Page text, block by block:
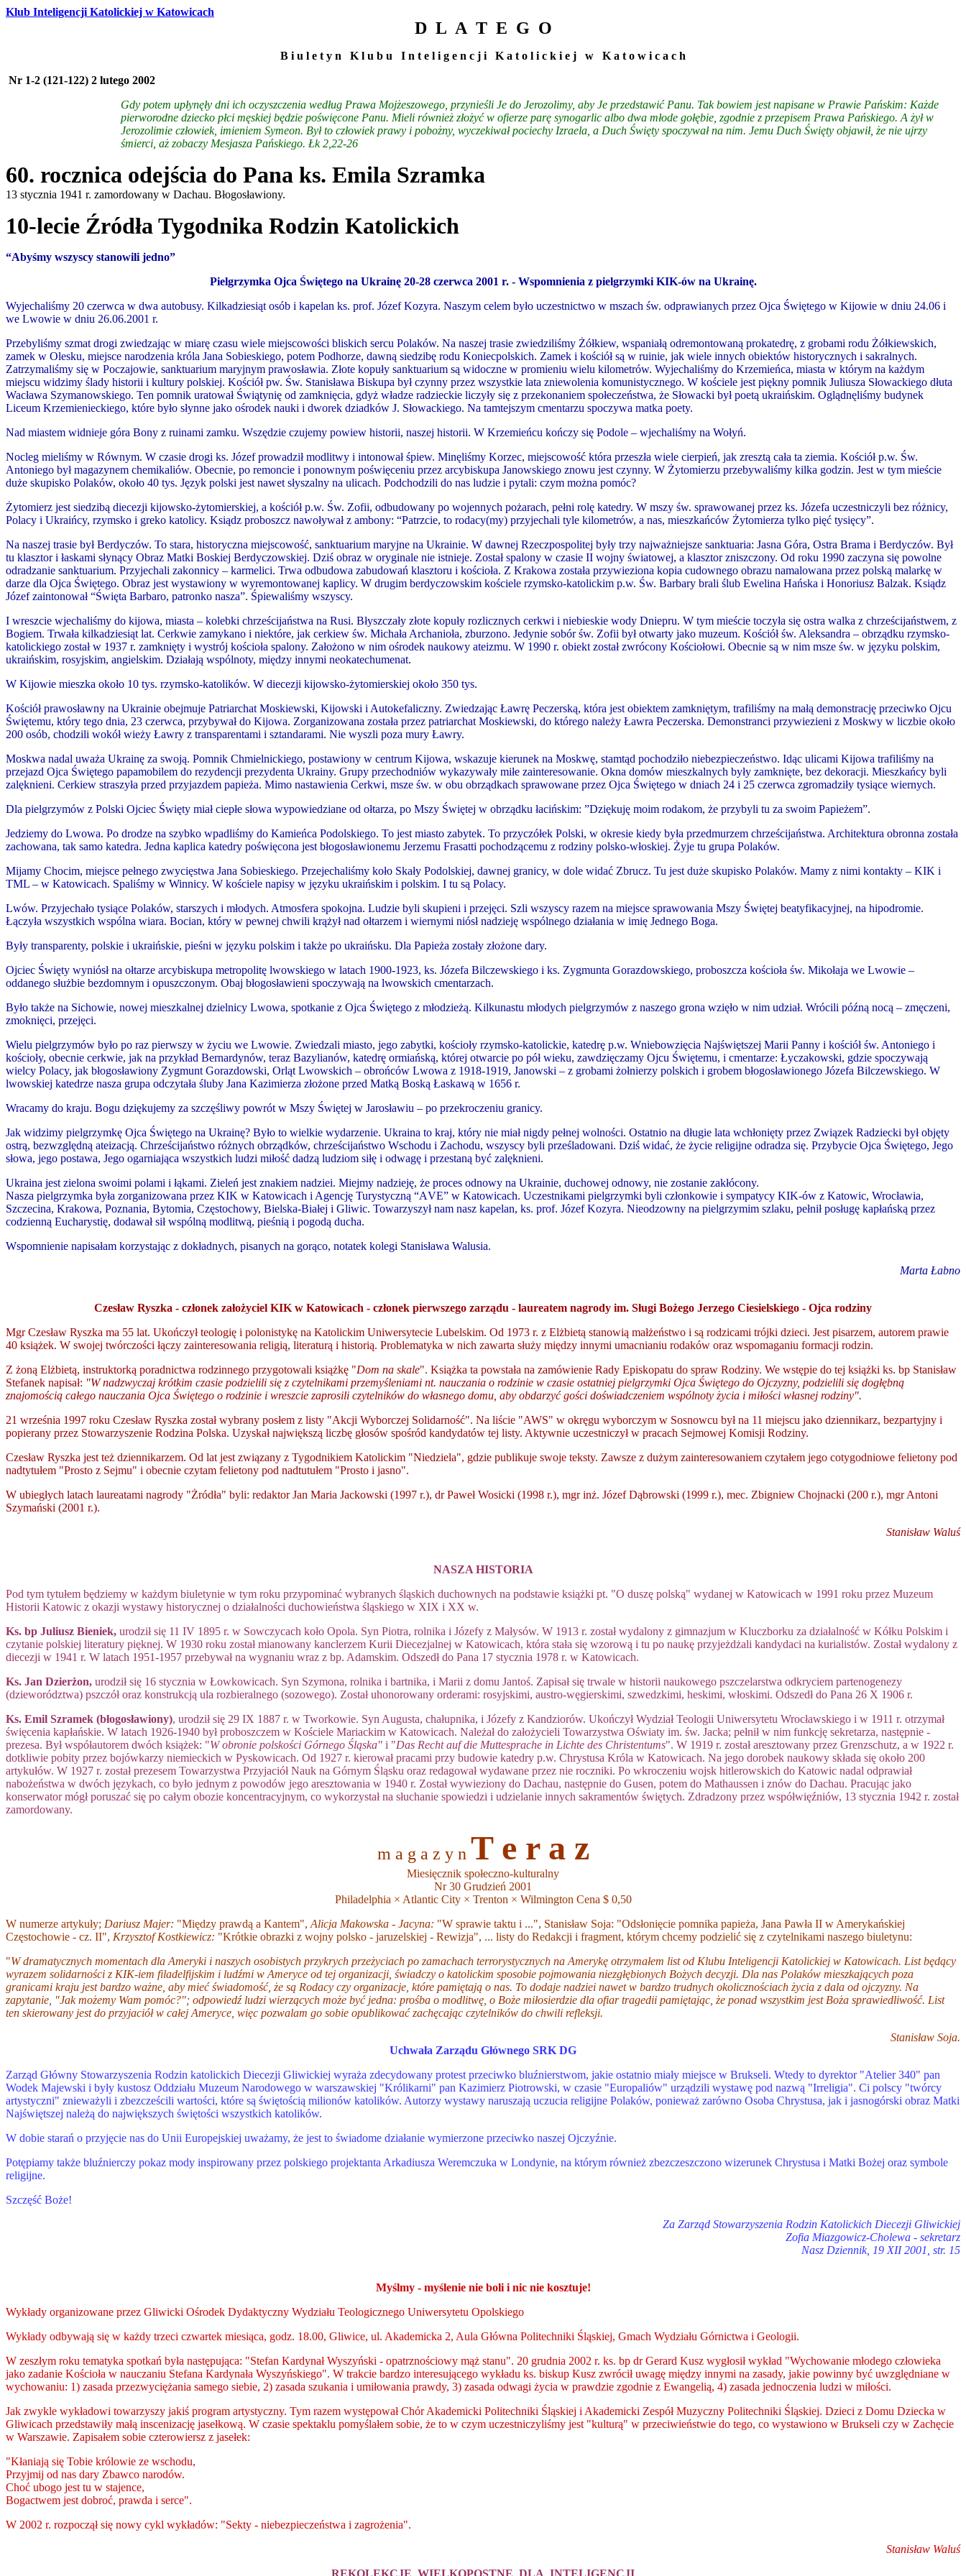
Klub Inteligencji Katolickiej w Katowicach
D L A T E G O
B i u l e t y n K l u b u I n t e l i g e n c j i K a t o l i c k i e j w K a t o w i c a c h
Nr 1-2 (121-122) 2 lutego 2002
Gdy potem upłynęły dni ich oczyszczenia według Prawa Mojżeszowego, przynieśli Je do Jerozolimy, aby Je przedstawić Panu. Tak bowiem jest napisane w Prawie Pańskim: Każde
pierworodne dziecko płci męskiej będzie poświęcone Panu. Mieli również złożyć w ofierze parę synogarlic albo dwa młode gołębie, zgodnie z przepisem Prawa Pańskiego. A żył w
Jerozolimie człowiek, imieniem Symeon. Był to człowiek prawy i pobożny, wyczekiwał pociechy Izraela, a Duch Święty spoczywał na nim. Jemu Duch Święty objawił, że nie ujrzy
śmierci, aż zobaczy Mesjasza Pańskiego. Łk 2,22-26
60. rocznica odejścia do Pana ks. Emila Szramka
13 stycznia 1941 r. zamordowany w Dachau. Błogosławiony.
10-lecie Źródła Tygodnika Rodzin Katolickich
“Abyśmy wszyscy stanowili jedno”
Pielgrzymka Ojca Świętego na Ukrainę 20-28 czerwca 2001 r. - Wspomnienia z pielgrzymki KIK-ów na Ukrainę.
Wyjechaliśmy 20 czerwca w dwa autobusy. Kilkadziesiąt osób i kapelan ks. prof. Józef Kozyra. Naszym celem było uczestnictwo w mszach św. odprawianych przez Ojca Świętego w Kijowie w dniu 24.06 i
we Lwowie w dniu 26.06.2001 r.
Przebyliśmy szmat drogi zwiedzając w miarę czasu wiele miejscowości bliskich sercu Polaków. Na naszej trasie zwiedziliśmy Żółkiew, wspaniałą odremontowaną prokatedrę, z grobami rodu Żółkiewskich,
zamek w Olesku, miejsce narodzenia króla Jana Sobieskiego, potem Podhorze, dawną siedzibę rodu Koniecpolskich. Zamek i kościół są w ruinie, jak wiele innych obiektów historycznych i sakralnych.
Zatrzymaliśmy się w Poczajowie, sanktuarium maryjnym prawosławia. Złote kopuły sanktuarium są widoczne w promieniu wielu kilometrów. Wyjechaliśmy do Krzemieńca, miasta w którym na każdym
miejscu widzimy ślady historii i kultury polskiej. Kościół pw. Św. Stanisława Biskupa był czynny przez wszystkie lata zniewolenia komunistycznego. W kościele jest piękny pomnik Juliusza Słowackiego dłuta
Wacława Szymanowskiego. Ten pomnik uratował Świątynię od zamknięcia, gdyż władze radzieckie liczyły się z przekonaniem społeczeństwa, że Słowacki był poetą ukraińskim. Oglądnęliśmy budynek
Liceum Krzemienieckiego, które było słynne jako ośrodek nauki i dworek dziadków J. Słowackiego. Na tamtejszym cmentarzu spoczywa matka poety.
Nad miastem widnieje góra Bony z ruinami zamku. Wszędzie czujemy powiew historii, naszej historii. W Krzemieńcu kończy się Podole – wjechaliśmy na Wołyń.
Nocleg mieliśmy w Równym. W czasie drogi ks. Józef prowadził modlitwy i intonował śpiew. Minęliśmy Korzec, miejscowość która przeszła wiele cierpień, jak zresztą cała ta ziemia. Kościół p.w. Św.
Antoniego był magazynem chemikaliów. Obecnie, po remoncie i ponownym poświęceniu przez arcybiskupa Janowskiego znowu jest czynny. W Żytomierzu przebywaliśmy kilka godzin. Jest w tym mieście
duże skupisko Polaków, około 40 tys. Język polski jest nawet słyszalny na ulicach. Podchodzili do nas ludzie i pytali: czym można pomóc?
Żytomierz jest siedzibą diecezji kijowsko-żytomierskiej, a kościół p.w. Św. Zofii, odbudowany po wojennych pożarach, pełni rolę katedry. W mszy św. sprawowanej przez ks. Józefa uczestniczyli bez różnicy,
Polacy i Ukraińcy, rzymsko i greko katolicy. Ksiądz proboszcz nawoływał z ambony: “Patrzcie, to rodacy(my) przyjechali tyle kilometrów, a nas, mieszkańców Żytomierza tylko pięć tysięcy”.
Na naszej trasie był Berdyczów. To stara, historyczna miejscowość, sanktuarium maryjne na Ukrainie. W dawnej Rzeczpospolitej były trzy najważniejsze sanktuaria: Jasna Góra, Ostra Brama i Berdyczów. Był
tu klasztor i łaskami słynący Obraz Matki Boskiej Berdyczowskiej. Dziś obraz w oryginale nie istnieje. Został spalony w czasie II wojny światowej, a klasztor zniszczony. Od roku 1990 zaczyna się powolne
odradzanie sanktuarium. Przyjechali zakonnicy – karmelici. Trwa odbudowa zabudowań klasztoru i kościoła. Z Krakowa została przywieziona kopia cudownego obrazu namalowana przez polską malarkę w
darze dla Ojca Świętego. Obraz jest wystawiony w wyremontowanej kaplicy. W drugim berdyczowskim kościele rzymsko-katolickim p.w. Św. Barbary brali ślub Ewelina Hańska i Honoriusz Balzak. Ksiądz
Józef zaintonował “Święta Barbaro, patronko nasza”. Śpiewaliśmy wszyscy.
I wreszcie wjechaliśmy do kijowa, miasta – kolebki chrześcijaństwa na Rusi. Błyszczały złote kopuły rozlicznych cerkwi i niebieskie wody Dniepru. W tym mieście toczyła się ostra walka z chrześcijaństwem, z
Bogiem. Trwała kilkadziesiąt lat. Cerkwie zamykano i niektóre, jak cerkiew św. Michała Archanioła, zburzono. Jedynie sobór św. Zofii był otwarty jako muzeum. Kościół św. Aleksandra – obrządku rzymsko-
katolickiego został w 1937 r. zamknięty i wystrój kościoła spalony. Założono w nim ośrodek naukowy ateizmu. W 1990 r. obiekt został zwrócony Kościołowi. Obecnie są w nim msze św. w języku polskim,
ukraińskim, rosyjskim, angielskim. Działają wspólnoty, między innymi neokatechumenat.
W Kijowie mieszka około 10 tys. rzymsko-katolików. W diecezji kijowsko-żytomierskiej około 350 tys.
Kościół prawosławny na Ukrainie obejmuje Patriarchat Moskiewski, Kijowski i Autokefaliczny. Zwiedzając Ławrę Peczerską, która jest obiektem zamkniętym, trafiliśmy na małą demonstrację przeciwko Ojcu
Świętemu, który tego dnia, 23 czerwca, przybywał do Kijowa. Zorganizowana została przez patriarchat Moskiewski, do którego należy Ławra Peczerska. Demonstranci przywiezieni z Moskwy w liczbie około
200 osób, chodzili wokół wieży Ławry z transparentami i sztandarami. Nie wyszli poza mury Ławry.
Moskwa nadal uważa Ukrainę za swoją. Pomnik Chmielnickiego, postawiony w centrum Kijowa, wskazuje kierunek na Moskwę, stamtąd pochodziło niebezpieczeństwo. Idąc ulicami Kijowa trafiliśmy na
przejazd Ojca Świętego papamobilem do rezydencji prezydenta Ukrainy. Grupy przechodniów wykazywały miłe zainteresowanie. Okna domów mieszkalnych były zamknięte, bez dekoracji. Mieszkańcy byli
zalęknieni. Cerkiew straszyła przed przyjazdem papieża. Mimo nastawienia Cerkwi, msze św. w obu obrządkach sprawowane przez Ojca Świętego w dniach 24 i 25 czerwca zgromadziły tysiące wiernych.
Dla pielgrzymów z Polski Ojciec Święty miał ciepłe słowa wypowiedziane od ołtarza, po Mszy Świętej w obrządku łacińskim: ”Dziękuję moim rodakom, że przybyli tu za swoim Papieżem”.
Jedziemy do Lwowa. Po drodze na szybko wpadliśmy do Kamieńca Podolskiego. To jest miasto zabytek. To przyczółek Polski, w okresie kiedy była przedmurzem chrześcijaństwa. Architektura obronna została
zachowana, tak samo katedra. Jedna kaplica katedry poświęcona jest błogosławionemu Jerzemu Frasatti pochodzącemu z rodziny polsko-włoskiej. Żyje tu grupa Polaków.
Mijamy Chocim, miejsce pełnego zwycięstwa Jana Sobieskiego. Przejechaliśmy koło Skały Podolskiej, dawnej granicy, w dole widać Zbrucz. Tu jest duże skupisko Polaków. Mamy z nimi kontakty – KIK i
TML – w Katowicach. Spaliśmy w Winnicy. W kościele napisy w języku ukraińskim i polskim. I tu są Polacy.
Lwów. Przyjechało tysiące Polaków, starszych i młodych. Atmosfera spokojna. Ludzie byli skupieni i przejęci. Szli wszyscy razem na miejsce sprawowania Mszy Świętej beatyfikacyjnej, na hipodromie.
Łączyła wszystkich wspólna wiara. Bocian, który w pewnej chwili krążył nad ołtarzem i wiernymi niósł nadzieję wspólnego działania w imię Jednego Boga.
Były transparenty, polskie i ukraińskie, pieśni w języku polskim i także po ukraińsku. Dla Papieża zostały złożone dary.
Ojciec Święty wyniósł na ołtarze arcybiskupa metropolitę lwowskiego w latach 1900-1923, ks. Józefa Bilczewskiego i ks. Zygmunta Gorazdowskiego, proboszcza kościoła św. Mikołaja we Lwowie –
oddanego służbie bezdomnym i opuszczonym. Obaj błogosławieni spoczywają na lwowskich cmentarzach.
Było także na Sichowie, nowej mieszkalnej dzielnicy Lwowa, spotkanie z Ojca Świętego z młodzieżą. Kilkunastu młodych pielgrzymów z naszego grona wzięło w nim udział. Wrócili późną nocą – zmęczeni,
zmoknięci, przejęci.
Wielu pielgrzymów było po raz pierwszy w życiu we Lwowie. Zwiedzali miasto, jego zabytki, kościoły rzymsko-katolickie, katedrę p.w. Wniebowzięcia Najświętszej Marii Panny i kościół św. Antoniego i
kościoły, obecnie cerkwie, jak na przykład Bernardynów, teraz Bazylianów, katedrę ormiańską, której otwarcie po pół wieku, zawdzięczamy Ojcu Świętemu, i cmentarze: Łyczakowski, gdzie spoczywają
wielcy Polacy, jak błogosławiony Zygmunt Gorazdowski, Orląt Lwowskich – obrońców Lwowa z 1918-1919, Janowski – z grobami żołnierzy polskich i grobem błogosławionego Józefa Bilczewskiego. W
lwowskiej katedrze nasza grupa odczytała śluby Jana Kazimierza złożone przed Matką Boską Łaskawą w 1656 r.
Wracamy do kraju. Bogu dziękujemy za szczęśliwy powrót w Mszy Świętej w Jarosławiu – po przekroczeniu granicy.
Jak widzimy pielgrzymkę Ojca Świętego na Ukrainę? Było to wielkie wydarzenie. Ukraina to kraj, który nie miał nigdy pełnej wolności. Ostatnio na długie lata wchłonięty przez Związek Radziecki był objęty
ostrą, bezwzględną ateizacją. Chrześcijaństwo różnych obrządków, chrześcijaństwo Wschodu i Zachodu, wszyscy byli prześladowani. Dziś widać, że życie religijne odradza się. Przybycie Ojca Świętego, Jego
słowa, jego postawa, Jego ogarniająca wszystkich ludzi miłość dadzą ludziom siłę i odwagę i przestaną być zalęknieni.
Ukraina jest zielona swoimi polami i łąkami. Zieleń jest znakiem nadziei. Miejmy nadzieję, że proces odnowy na Ukrainie, duchowej odnowy, nie zostanie zakłócony.
Nasza pielgrzymka była zorganizowana przez KIK w Katowicach i Agencję Turystyczną “AVE” w Katowicach. Uczestnikami pielgrzymki byli członkowie i sympatycy KIK-ów z Katowic, Wrocławia,
Szczecina, Krakowa, Poznania, Bytomia, Częstochowy, Bielska-Białej i Gliwic. Towarzyszył nam nasz kapelan, ks. prof. Józef Kozyra. Nieodzowny na pielgrzymim szlaku, pełnił posługę kapłańską przez
codzienną Eucharystię, dodawał sił wspólną modlitwą, pieśnią i pogodą ducha.
Wspomnienie napisałam korzystając z dokładnych, pisanych na gorąco, notatek kolegi Stanisława Walusia.
Marta Łabno
Czesław Ryszka - członek założyciel KIK w Katowicach - członek pierwszego zarządu - laureatem nagrody im. Sługi Bożego Jerzego Ciesielskiego - Ojca rodziny
Mgr Czesław Ryszka ma 55 lat. Ukończył teologię i polonistykę na Katolickim Uniwersytecie Lubelskim. Od 1973 r. z Elżbietą stanowią małżeństwo i są rodzicami trójki dzieci. Jest pisarzem, autorem prawie
40 książek. W swojej twórczości łączy zainteresowania religią, literaturą i historią. Problematyka w nich zawarta służy między innymi umacnianiu rodaków oraz wspomaganiu formacji rodzin.
Z żoną Elżbietą, instruktorką poradnictwa rodzinnego przygotowali książkę "Dom na skale". Książka ta powstała na zamówienie Rady Episkopatu do spraw Rodziny. We wstępie do tej książki ks. bp Stanisław
Stefanek napisał: "W nadzwyczaj krótkim czasie podzielili się z czytelnikami przemyśleniami nt. nauczania o rodzinie w czasie ostatniej pielgrzymki Ojca Świętego do Ojczyzny, podzielili się dogłębną
znajomością całego nauczania Ojca Świętego o rodzinie i wreszcie zaprosili czytelników do własnego domu, aby obdarzyć gości doświadczeniem wspólnoty życia i miłości własnej rodziny".
21 września 1997 roku Czesław Ryszka został wybrany posłem z listy "Akcji Wyborczej Solidarność". Na liście "AWS" w okręgu wyborczym w Sosnowcu był na 11 miejscu jako dziennikarz, bezpartyjny i
popierany przez Stowarzyszenie Rodzina Polska. Uzyskał największą liczbę głosów spośród kandydatów tej listy. Aktywnie uczestniczył w pracach Sejmowej Komisji Rodziny.
Czesław Ryszka jest też dziennikarzem. Od lat jest związany z Tygodnikiem Katolickim "Niedziela", gdzie publikuje swoje teksty. Zawsze z dużym zainteresowaniem czytałem jego cotygodniowe felietony pod
nadtytułem "Prosto z Sejmu" i obecnie czytam felietony pod nadtutułem "Prosto i jasno".
W ubiegłych latach laureatami nagrody "Żródła" byli: redaktor Jan Maria Jackowski (1997 r.), dr Paweł Wosicki (1998 r.), mgr inż. Józef Dąbrowski (1999 r.), mec. Zbigniew Chojnacki (200 r.), mgr Antoni
Szymański (2001 r.).
Stanisław Waluś
NASZA HISTORIA
Pod tym tytułem będziemy w każdym biuletynie w tym roku przypominać wybranych śląskich duchownych na podstawie książki pt. "O duszę polską" wydanej w Katowicach w 1991 roku przez Muzeum
Historii Katowic z okazji wystawy historycznej o działalności duchowieństwa śląskiego w XIX i XX w.
Ks. bp Juliusz Bieniek, urodził się 11 IV 1895 r. w Sowczycach koło Opola. Syn Piotra, rolnika i Józefy z Małysów. W 1913 r. został wydalony z gimnazjum w Kluczborku za działalność w Kółku Polskim i
czytanie polskiej literatury pięknej. W 1930 roku został mianowany kanclerzem Kurii Diecezjalnej w Katowicach, która stała się wzorową i tu po naukę przyjeżdżali kandydaci na kurialistów. Został wydalony z
diecezji w 1941 r. W latach 1951-1957 przebywał na wygnaniu wraz z bp. Adamskim. Odszedł do Pana 17 stycznia 1978 r. w Katowicach.
Ks. Jan Dzierżon, urodził się 16 stycznia w Łowkowicach. Syn Szymona, rolnika i bartnika, i Marii z domu Jantoś. Zapisał się trwale w historii naukowego pszczelarstwa odkryciem partenogenezy
(dzieworództwa) pszczół oraz konstrukcją ula rozbieralnego (sozowego). Został uhonorowany orderami: rosyjskimi, austro-węgierskimi, szwedzkimi, heskimi, włoskimi. Odszedł do Pana 26 X 1906 r.
Ks. Emil Szramek (błogosławiony), urodził się 29 IX 1887 r. w Tworkowie. Syn Augusta, chałupnika, i Józefy z Kandziorów. Ukończył Wydział Teologii Uniwersytetu Wrocławskiego i w 1911 r. otrzymał
święcenia kapłańskie. W latach 1926-1940 był proboszczem w Kościele Mariackim w Katowicach. Należał do założycieli Towarzystwa Oświaty im. św. Jacka; pełnił w nim funkcję sekretarza, następnie -
prezesa. Był współautorem dwóch książek: "W obronie polskości Górnego Śląska" i "Das Recht auf die Muttesprache in Lichte des Christentums". W 1919 r. został aresztowany przez Grenzschutz, a w 1922 r.
dotkliwie pobity przez bojówkarzy niemieckich w Pyskowicach. Od 1927 r. kierował pracami przy budowie katedry p.w. Chrystusa Króla w Katowicach. Na jego dorobek naukowy składa się około 200
artykułów. W 1927 r. został prezesem Towarzystwa Przyjaciół Nauk na Górnym Śląsku oraz redagował wydawane przez nie roczniki. Po wkroczeniu wojsk hitlerowskich do Katowic nadal odprawiał
nabożeństwa w dwóch językach, co było jednym z powodów jego aresztowania w 1940 r. Został wywieziony do Dachau, następnie do Gusen, potem do Mathaussen i znów do Dachau. Pracując jako
konserwator mógł poruszać się po całym obozie koncentracyjnym, co wykorzystał na słuchanie spowiedzi i udzielanie innych sakramentów świętych. Zdradzony przez współwięźniów, 13 stycznia 1942 r. został
zamordowany.
m a g a z y n T e r a z
Miesięcznik społeczno-kulturalny
Nr 30 Grudzień 2001
Philadelphia × Atlantic City × Trenton × Wilmington Cena $ 0,50
W numerze artykuły; Dariusz Majer: "Między prawdą a Kantem", Alicja Makowska - Jacyna: "W sprawie taktu i ...", Stanisław Soja: "Odsłonięcie pomnika papieża, Jana Pawła II w Amerykańskiej
Częstochowie - cz. II", Krzysztof Kostkiewicz: "Krótkie obrazki z wojny polsko - jaruzelskiej - Rewizja", ... listy do Redakcji i fragment, którym chcemy podzielić się z czytelnikami naszego biuletynu:
"W dramatycznych momentach dla Ameryki i naszych osobistych przykrych przeżyciach po zamachach terrorystycznych na Amerykę otrzymałem list od Klubu Inteligencji Katolickiej w Katowicach. List będący
wyrazem solidarności z KIK-iem filadelfijskim i ludźmi w Ameryce od tej organizacji, świadczy o katolickim sposobie pojmowania niezgłębionych Bożych decyzji. Dla nas Polaków mieszkających poza
granicami kraju jest bardzo ważne, aby mieć świadomość, że są Rodacy czy organizacje, które pamiętają o nas. To dodaje nadziei nawet w bardzo trudnych okolicznościach życia z dala od ojczyzny. Na
zapytanie, "Jak możemy Wam pomóc?"; odpowiedź ludzi wierzących może być jedna: prośba o modlitwę, o Boże miłosierdzie dla ofiar tragedii pamiętając, że ponad wszystkim jest Boża sprawiedliwość. List
ten skierowany jest do przyjaciół w całej Ameryce, więc pozwalam go sobie opublikować zachęcając czytelników do chwili refleksji.
Stanisław Soja.
Uchwała Zarządu Głównego SRK DG
Zarząd Główny Stowarzyszenia Rodzin katolickich Diecezji Gliwickiej wyraża zdecydowany protest przeciwko bluźnierstwom, jakie ostatnio miały miejsce w Brukseli. Wtedy to dyrektor "Atelier 340" pan
Wodek Majewski i były kustosz Oddziału Muzeum Narodowego w warszawskiej "Królikarni" pan Kazimierz Piotrowski, w czasie "Europaliów" urządzili wystawę pod nazwą "Irreligia". Ci polscy "twórcy
artystyczni" znieważyli i zbezcześcili wartości, które są świętością milionów katolików. Autorzy wystawy naruszają uczucia religijne Polaków, ponieważ zarówno Osoba Chrystusa, jak i jasnogórski obraz Matki
Najświętszej należą do największych świętości wszystkich katolików.
W dobie starań o przyjęcie nas do Unii Europejskiej uważamy, że jest to świadome działanie wymierzone przeciwko naszej Ojczyźnie.
Potępiamy także bluźnierczy pokaz mody inspirowany przez polskiego projektanta Arkadiusza Weremczuka w Londynie, na którym również zbezczeszczono wizerunek Chrystusa i Matki Bożej oraz symbole
religijne.
Szczęść Boże!
Za Zarząd Stowarzyszenia Rodzin Katolickich Diecezji Gliwickiej
Zofia Miazgowicz-Cholewa - sekretarz
Nasz Dziennik, 19 XII 2001, str. 15
Myślmy - myślenie nie boli i nic nie kosztuje!
Wykłady organizowane przez Gliwicki Ośrodek Dydaktyczny Wydziału Teologicznego Uniwersytetu Opolskiego
Wykłady odbywają się w każdy trzeci czwartek miesiąca, godz. 18.00, Gliwice, ul. Akademicka 2, Aula Główna Politechniki Śląskiej, Gmach Wydziału Górnictwa i Geologii.
W zeszłym roku tematyka spotkań była następująca: "Stefan Kardynał Wyszyński - opatrznościowy mąż stanu". 20 grudnia 2002 r. ks. bp dr Gerard Kusz wygłosił wykład "Wychowanie młodego człowieka
jako zadanie Kościoła w nauczaniu Stefana Kardynała Wyszyńskiego". W trakcie bardzo interesującego wykładu ks. biskup Kusz zwrócił uwagę między innymi na zasady, jakie powinny być uwzględniane w
wychowaniu: 1) zasada przezwyciężania samego siebie, 2) zasada szukania i umiłowania prawdy, 3) zasada odwagi życia w prawdzie zgodnie z Ewangelią, 4) zasada jednoczenia ludzi w miłości.
Jak zwykle wykładowi towarzyszy jakiś program artystyczny. Tym razem występował Chór Akademicki Politechniki Śląskiej i Akademicki Zespół Muzyczny Politechniki Śląskiej. Dzieci z Domu Dziecka w
Gliwicach przedstawiły małą inscenizację jasełkową. W czasie spektaklu pomyślałem sobie, że to w czym uczestniczyliśmy jest "kulturą" w przeciwieństwie do tego, co wystawiono w Brukseli czy w Zachęcie
w Warszawie. Zapisałem sobie czterowiersz z jasełek:
"Kłaniają się Tobie królowie ze wschodu,
Przyjmij od nas dary Zbawco narodów.
Choć ubogo jest tu w stajence,
Bogactwem jest dobroć, prawda i serce".
W 2002 r. rozpoczął się nowy cykl wykładów: "Sekty - niebezpieczeństwa i zagrożenia".
Stanisław Waluś
REKOLEKCJE WIELKOPOSTNE DLA INTELIGENCJI